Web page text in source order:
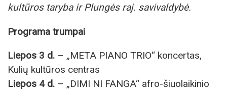
kultūros taryba ir Plungės raj. savivaldybė.
Programa trumpai
Liepos 3 d. – „META PIANO TRIO“ koncertas,
Kulių kultūros centras
Liepos 4 d. – „DIMI NI FANGA“ afro-šiuolaikinio